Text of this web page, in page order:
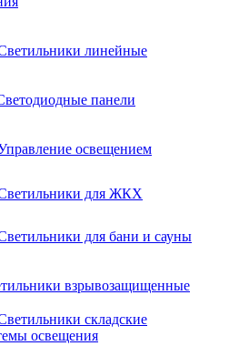
линейные
панели
освещением
для ЖКХ
для бани и сауны
взрывозащищенные
складские
освещения